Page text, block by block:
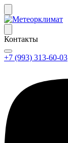
Контакты
+7 (993) 313-60-03